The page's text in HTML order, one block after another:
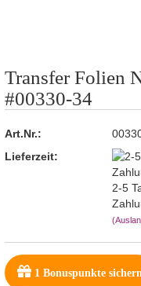
Transfer Folien
#00330-34
Art.Nr.:
Lieferzeit:
2-5
1Bonuspunkte